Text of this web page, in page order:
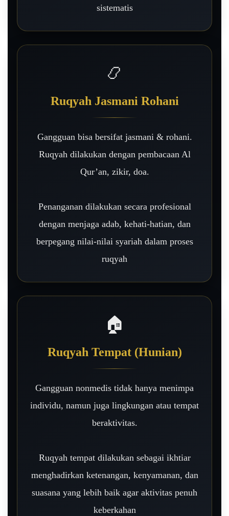
sistematis
📿
Ruqyah Jasmani Rohani
Gangguan bisa bersifat jasmani & rohani.
Ruqyah dilakukan dengan pembacaan Al
Qur’an, zikir, doa.
Penanganan dilakukan secara profesional
dengan menjaga adab, kehati-hatian, dan
berpegang nilai-nilai syariah dalam proses
ruqyah
🏠
Ruqyah Tempat (Hunian)
Gangguan nonmedis tidak hanya menimpa
individu, namun juga lingkungan atau tempat
beraktivitas.
Ruqyah tempat dilakukan sebagai ikhtiar
menghadirkan ketenangan, kenyamanan, dan
suasana yang lebih baik agar aktivitas penuh
keberkahan